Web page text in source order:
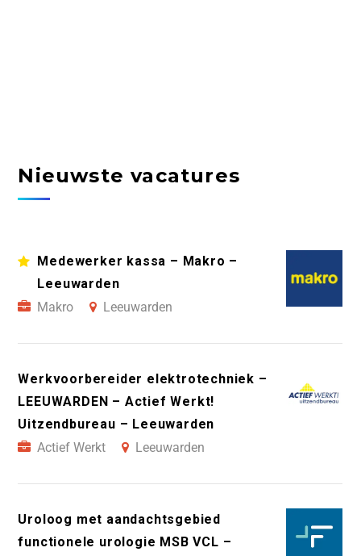
Nieuwste vacatures
Medewerker kassa – Makro –
Leeuwarden
Makro
Leeuwarden
Werkvoorbereider elektrotechniek –
LEEUWARDEN – Actief Werkt!
Uitzendbureau – Leeuwarden
Actief Werkt
Leeuwarden
Uroloog met aandachtsgebied
functionele urologie MSB VCL –